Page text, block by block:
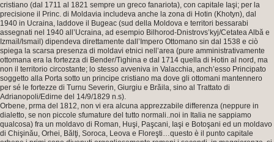
cristiano (dal 1711 al 1821 sempre un greco fanariota), con capitale Iaşi; per la
precisione il Princ. di Moldavia includeva anche la zona di Hotin (Khotyn), dal
1940 in Ucraina, laddove il Bugeac (sud della Moldova e territori bessarabi
assegnati nel 1940 all’Ucraina, ad esempio Bilhorod-Dnistrovs’kyj/Cetatea Albă e
Izmaïl/Ismail) dipendeva direttamente dall’Impero Ottomano sin dal 1538 e ciò
spiega la scarsa presenza di moldavi etnici nell’area (pure amministrativamente
ottomana era la fortezza di Bender/Tighina e dal 1714 quella di Hotin al nord, ma
non il territorio circostante; lo stesso avveniva in Valacchia, anch’esso Principato
soggetto alla Porta sotto un principe cristiano ma dove gli ottomani mantennero
per sé le fortezze di Turnu Severin, Giurgiu e Brăila, sino al Trattato di
Adrianopoli/Edirne del 14/9/1829 n.s).
Orbene, prma del 1812, non vi era alcuna apprezzabile differenza (neppure in
dialetto, se non piccole sfumature del tutto normali..noi in Italia ne sappiamo
qualcosa) fra un moldavo di Roman, Huşi, Paşcani, Iaşi e Botoşani ed un moldavo
di Chişinău, Orhei, Bălţi, Soroca, Leova e Floreşti…questo è il punto capitale